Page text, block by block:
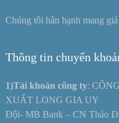
Chúng tôi hân hạnh mang
Thông tin chuyển
1)Tài khoản công ty:
XUẤT LONG
Đội- MB Bank – CN